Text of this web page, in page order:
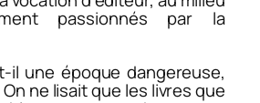
passionnés par la
il une époque dangereuse,
ne lisait que les livres que